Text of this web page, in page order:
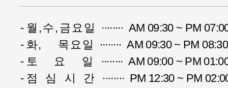
- 월,수,금요일
∙∙∙∙∙∙∙∙ AM 09:30 ~ PM
- 화, 목요일
∙∙∙∙∙∙∙∙ AM 09:30 ~ PM
- 토 요 일
∙∙∙∙∙∙∙∙ AM 09:00 ~ PM
- 점심시간 ∙∙∙∙∙∙∙∙ PM 12:30 ~ PM